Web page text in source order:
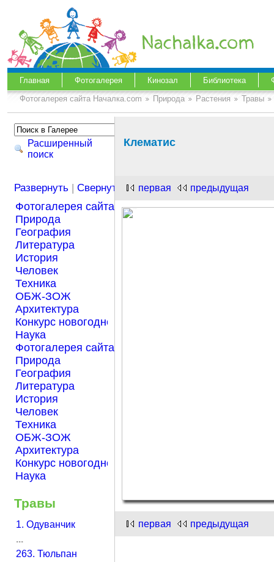
Главная Фотогалерея Кинозал Библиотека
Фотогалерея сайта Началка.com Природа Растения Травы
Расширенный
поиск
Развернуть |Свернуть
Фотогалерея сайта Началка.com
Природа
География
Литература
История
Человек
Техника
ОБЖ-ЗОЖ
Архитектура
Конкурс новогодней открытки "Нарисуем Новый
Наука
Фотогалерея сайта Началка.com
Природа
География
Литература
История
Человек
Техника
ОБЖ-ЗОЖ
Архитектура
Конкурс новогодней открытки "Нарисуем Новый
Наука
Травы
1. Одуванчик
...
263. Тюльпан
Клематис
первая предыдущая
первая предыдущая